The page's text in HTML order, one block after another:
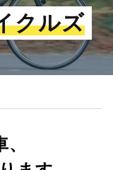
クルズ